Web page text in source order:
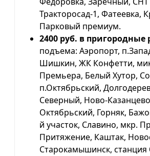
Тракторосад-1, Фатеевка,
Парковый премиум.
2400 руб. в
подъема: Аэропорт,
Шишкин, ЖК Конфетти,
Премьера, Белый Хутор,
п.Октябрьский,
Северный, Ново-
Октябрьский, Горняк,
й участок, Славино, мкр.
Притяжение, Каштак,
Старокамышинск,